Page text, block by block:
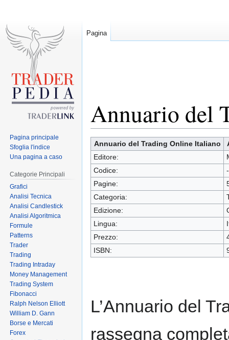
Annuario del
Jump
to
navigation
Jump
to
search
Annuario del Trading Online Italiano
Editore:
Codice:
Pagine:
Categoria:
Edizione:
Lingua:
Prezzo:
ISBN:
L’Annuario del
rassegna
Pagina
Pagina principale
Sfoglia l'indice
Una pagina a caso
Categorie Principali
Grafici
Analisi Tecnica
Analisi Candlestick
Analisi Algoritmica
Formule
Patterns
Trader
Trading
Trading Intraday
Money Management
Trading System
Fibonacci
Ralph Nelson Elliott
William D. Gann
Borse e Mercati
Forex